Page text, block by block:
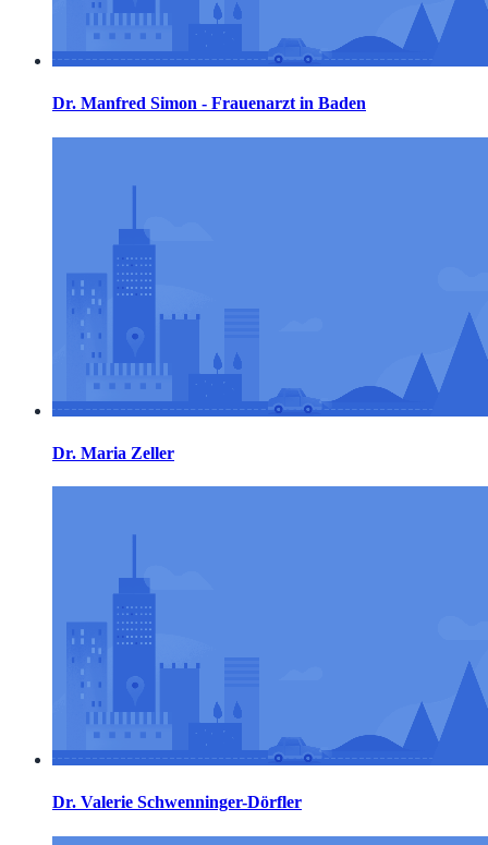
Dr. Manfred Simon - Frauenarzt in Baden
Dr. Maria Zeller
Dr. Valerie Schwenninger-Dörfler